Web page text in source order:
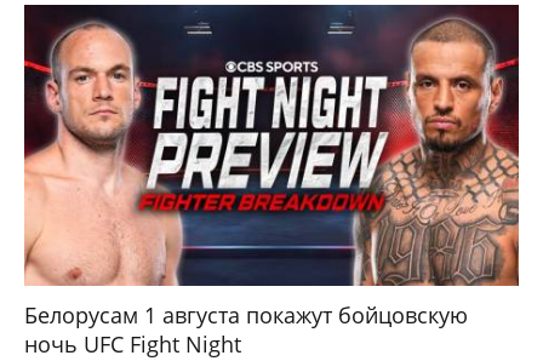
Белорусам 1 августа покажут бойцовскую
ночь UFC Fight Night